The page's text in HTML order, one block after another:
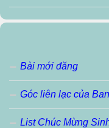
Bài mới đăng
Góc liên lạc của
List Chúc Mừng